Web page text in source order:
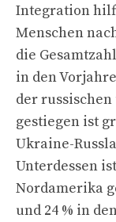
Integration
Menschen
die
in den
der
gestiegen ist
Ukraine-
Unterdessen
Nordamerika
und 24 % in